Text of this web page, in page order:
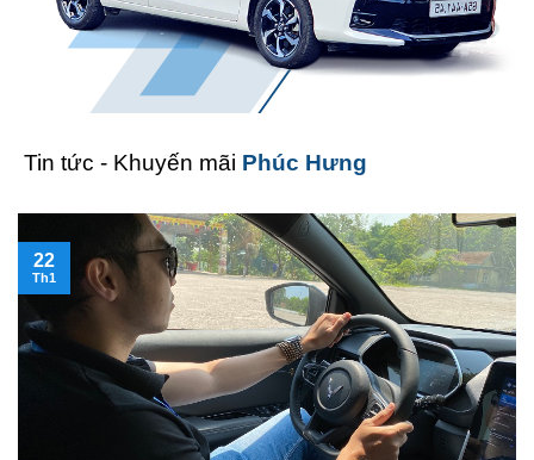
Tin tức - Khuyến mãi Phúc Hưng
22
Th1